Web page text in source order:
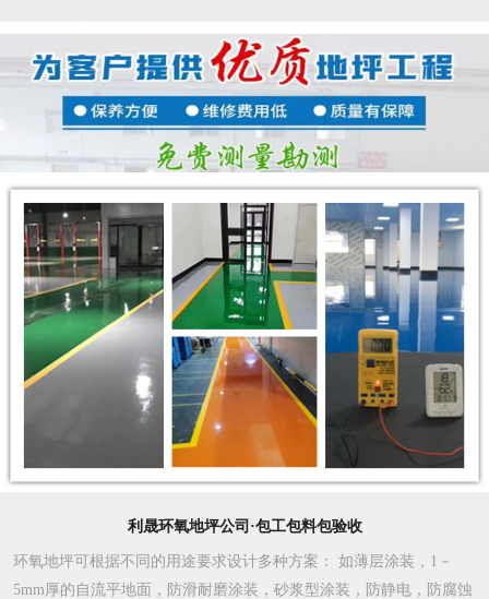
利晟环氧地坪公司·包工包料包验收
环氧地坪可根据不同的用途要求设计多种方案 ： 如薄层涂装，1－
5mm厚的自流平地面，防滑耐磨涂装，砂浆型涂装，防静电，防腐蚀